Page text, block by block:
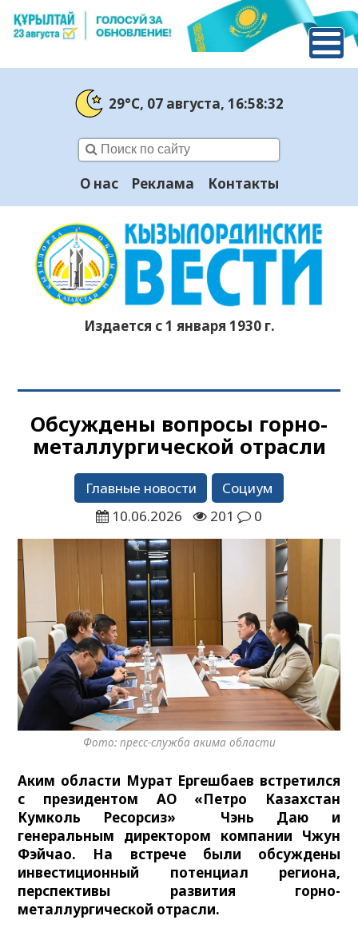
29°C, 07 августа, 16:58:33
О нас Реклама Контакты
Издается с 1 января 1930 г.
Обсуждены вопросы горно-
металлургической отрасли
Главные новости
Социум
10.06.2026
201 0
Фото: пресс-служба акима области
Аким области Мурат Ергешбаев встретился
с президентом АО«Петро Казахстан
Кумколь Ресорсиз» Чэнь Даю и
генеральным директором компании Чжун
Фэйчао. На встрече были обсуждены
инвестиционный потенциал региона,
перспективы развития горно-
металлургической отрасли.